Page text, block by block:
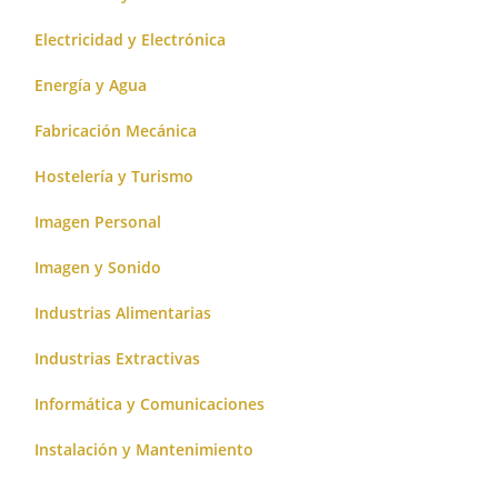
Electricidad y Electrónica
Energía y Agua
Fabricación Mecánica
Hostelería y Turismo
Imagen Personal
Imagen y Sonido
Industrias Alimentarias
Industrias Extractivas
Informática y Comunicaciones
Instalación y Mantenimiento